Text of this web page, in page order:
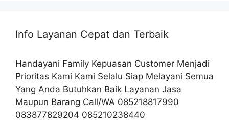
Info Layanan Cepat dan Terbaik
Handayani Family Kepuasan Customer Menjadi
Prioritas Kami Kami Selalu Siap Melayani Semua
Yang Anda Butuhkan Baik Layanan Jasa
Maupun Barang Call/WA 085218817990
083877829204 085210238440